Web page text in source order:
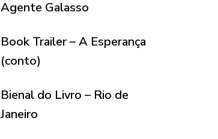
Agente Galasso
Book Trailer – A Esperança
(conto)
Bienal do Livro – Rio de
Janeiro